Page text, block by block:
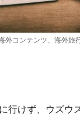
外コンテンツ、海外旅
行けず、ウズウ